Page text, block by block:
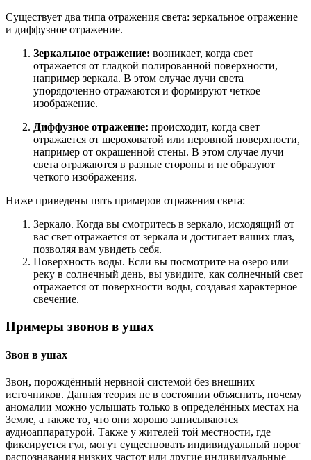
Существует два типа отражения света: зеркальное отражение
и диффузное отражение.
Зеркальное отражение: возникает, когда свет
отражается от гладкой полированной поверхности,
например зеркала. В этом случае лучи света
упорядоченно отражаются и формируют четкое
изображение.
Диффузное отражение: происходит, когда свет
отражается от шероховатой или неровной поверхности,
например от окрашенной стены. В этом случае лучи
света отражаются в разные стороны и не образуют
четкого изображения.
Ниже приведены пять примеров отражения света:
Зеркало. Когда вы смотритесь в зеркало, исходящий от
вас свет отражается от зеркала и достигает ваших глаз,
позволяя вам увидеть себя.
Поверхность воды. Если вы посмотрите на озеро или
реку в солнечный день, вы увидите, как солнечный свет
отражается от поверхности воды, создавая характерное
свечение.
Примеры звонов в ушах
Звон в ушах
Звон, порождённый нервной системой без внешних
источников. Данная теория не в состоянии объяснить, почему
аномалии можно услышать только в определённых местах на
Земле, а также то, что они хорошо записываются
аудиоаппаратурой. Также у жителей той местности, где
фиксируется гул, могут существовать индивидуальный порог
распознавания низких частот или другие индивидуальные